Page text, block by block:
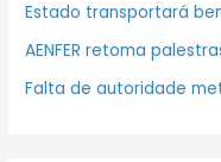
Estado transportará
AENFER retoma
Falta de autoridade